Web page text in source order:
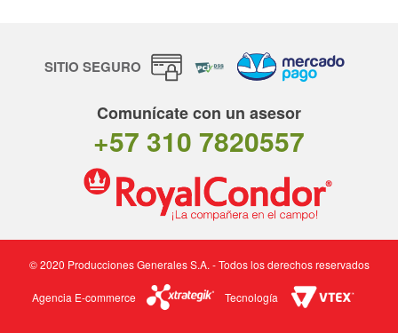
SITIO SEGURO
Comunícate con un asesor
+57 310 7820557
© 2020 Producciones Generales S.A. - Todos los derechos reservados
Agencia E-commerce Tecnología